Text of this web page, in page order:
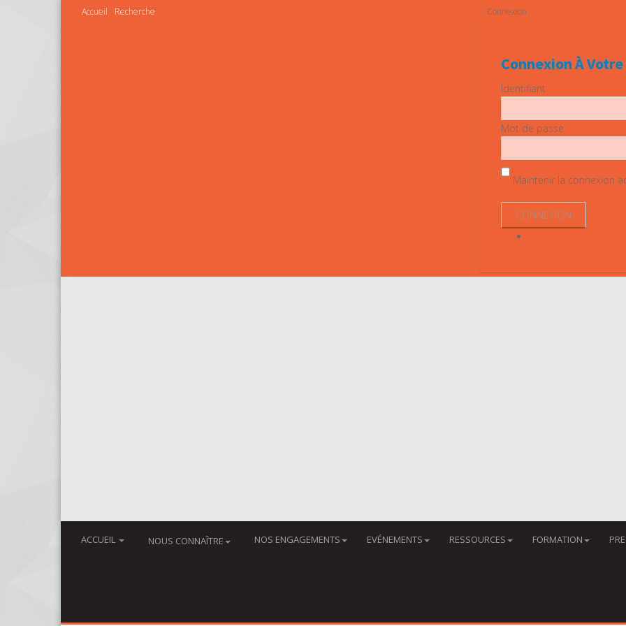
Accueil Recherche Connexion
Connexion À
Identifiant
Mot de passe
Maintenir la connexion
ACCUEIL NOUS CONNAÎTRE NOS ENGAGEMENTS EVÉNEMENTS RESSOURCES FORMATION